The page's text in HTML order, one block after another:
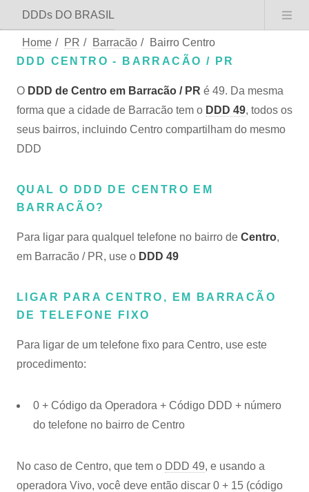
DDDs DO BRASIL
Home / PR / Barracão /
Bairro Centro
DDD CENTRO - BARRACÃO / PR
O DDD de Centro em Barracão / PR é 49. Da mesma
forma que a cidade de Barracão tem o DDD 49, todos os
seus bairros, incluindo Centro compartilham do mesmo
DDD
QUAL O DDD DE CENTRO EM
BARRACÃO?
Para ligar para qualquel telefone no bairro de Centro,
em Barracão / PR, use o DDD 49
LIGAR PARA CENTRO, EM BARRACÃO
DE TELEFONE FIXO
Para ligar de um telefone fixo para Centro, use este
procedimento:
0 + Código da Operadora + Código DDD + número
do telefone no bairro de Centro
No caso de Centro, que tem o DDD 49, e usando a
operadora Vivo, você deve então discar 0 + 15 (código